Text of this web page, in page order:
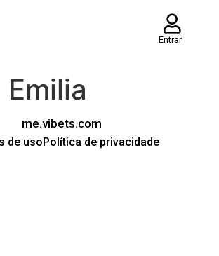
Entrar
Emilia
me.vibets.com
de usoPolítica de privacidade